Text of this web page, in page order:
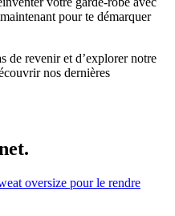
pour te démarquer
de revenir et d’explorer notre
nos dernières
oversize pour le rendre